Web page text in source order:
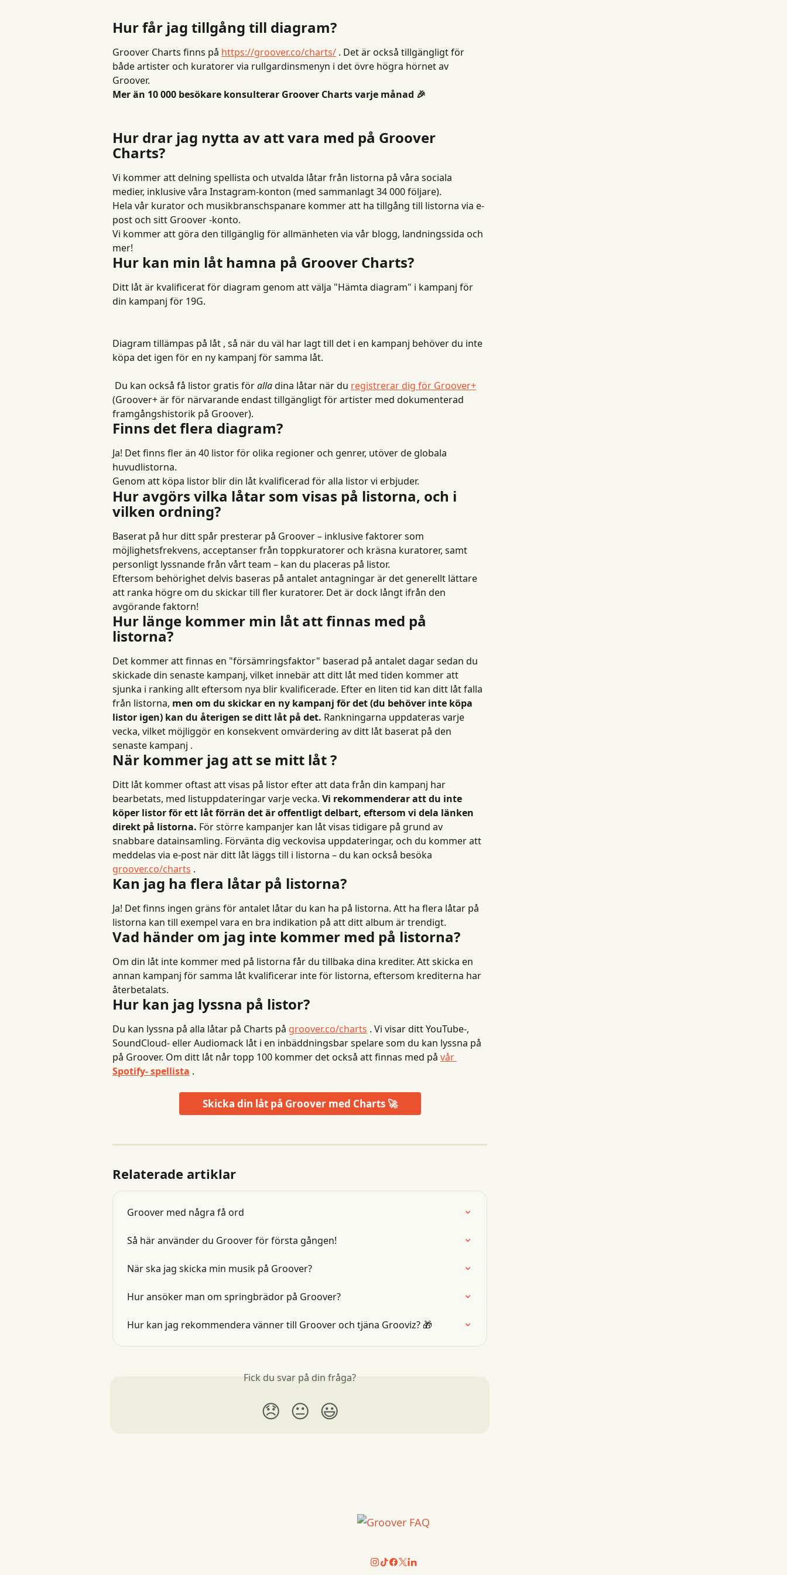
Hur får jag tillgång till diagram?
Groover Charts finns på https://groover.co/charts/ . Det är också tillgängligt för
både artister och kuratorer via rullgardinsmenyn i det övre högra hörnet av
Groover.
Mer än 10 000 besökare konsulterar Groover Charts varje månad 🎉
Hur drar jag nytta av att vara med på Groover
Charts?
Vi kommer att delning spellista och utvalda låtar från listorna på våra sociala
medier, inklusive våra Instagram-konton (med sammanlagt 34 ​​000 följare).
Hela vår kurator och musikbranschspanare kommer att ha tillgång till listorna via e-
post och sitt Groover -konto.
Vi kommer att göra den tillgänglig för allmänheten via vår blogg, landningssida och
mer!
Hur kan min låt hamna på Groover Charts?
Ditt låt är kvalificerat för diagram genom att välja "Hämta diagram" i kampanj för
din kampanj för 19G.
Diagram tillämpas på låt , så när du väl har lagt till det i en kampanj behöver du inte
köpa det igen för en ny kampanj för samma låt.
Du kan också få listor gratis för alla dina låtar när du registrerar dig för Groover+
(Groover+ är för närvarande endast tillgängligt för artister med dokumenterad
framgångshistorik på Groover).
Finns det flera diagram?
Ja! Det finns fler än 40 listor för olika regioner och genrer, utöver de globala
huvudlistorna.
Genom att köpa listor blir din låt kvalificerad för alla listor vi erbjuder.
Hur avgörs vilka låtar som visas på listorna, och i
vilken ordning?
Baserat på hur ditt spår presterar på Groover – inklusive faktorer som
möjlighetsfrekvens, acceptanser från toppkuratorer och kräsna kuratorer, samt
personligt lyssnande från vårt team – kan du placeras på listor.
Eftersom behörighet delvis baseras på antalet antagningar är det generellt lättare
att ranka högre om du skickar till fler kuratorer. Det är dock långt ifrån den
avgörande faktorn!
Hur länge kommer min låt att finnas med på
listorna?
Det kommer att finnas en "försämringsfaktor" baserad på antalet dagar sedan du
skickade din senaste kampanj, vilket innebär att ditt låt med tiden kommer att
sjunka i ranking allt eftersom nya blir kvalificerade. Efter en liten tid kan ditt låt falla
från listorna, men om du skickar en ny kampanj för det (du behöver inte köpa
listor igen) kan du återigen se ditt låt på det. Rankningarna uppdateras varje
vecka, vilket möjliggör en konsekvent omvärdering av ditt låt baserat på den
senaste kampanj .
När kommer jag att se mitt låt ?
Ditt låt kommer oftast att visas på listor efter att data från din kampanj har
bearbetats, med listuppdateringar varje vecka. Vi rekommenderar att du inte
köper listor för ett låt förrän det är offentligt delbart, eftersom vi dela länken
direkt på listorna. För större kampanjer kan låt visas tidigare på grund av
snabbare datainsamling. Förvänta dig veckovisa uppdateringar, och du kommer att
meddelas via e-post när ditt låt läggs till i listorna – du kan också besöka
groover.co/charts .
Kan jag ha flera låtar på listorna?
Ja! Det finns ingen gräns för antalet låtar du kan ha på listorna. Att ha flera låtar på
listorna kan till exempel vara en bra indikation på att ditt album är trendigt.
Vad händer om jag inte kommer med på listorna?
Om din låt inte kommer med på listorna får du tillbaka dina krediter. Att skicka en
annan kampanj för samma låt kvalificerar inte för listorna, eftersom krediterna har
återbetalats.
Hur kan jag lyssna på listor?
Du kan lyssna på alla låtar på Charts på groover.co/charts . Vi visar ditt YouTube-,
SoundCloud- eller Audiomack låt i en inbäddningsbar spelare som du kan lyssna på
på Groover. Om ditt låt når topp 100 kommer det också att finnas med på vår
Spotify- spellista .
Skicka din låt på Groover med Charts 🚀
Relaterade artiklar
Groover med några få ord
Så här använder du Groover för första gången!
När ska jag skicka min musik på Groover?
Hur ansöker man om springbrädor på Groover?
Hur kan jag rekommendera vänner till Groover och tjäna Grooviz? 🎁
Fick du svar på din fråga?
😞 😐 😃